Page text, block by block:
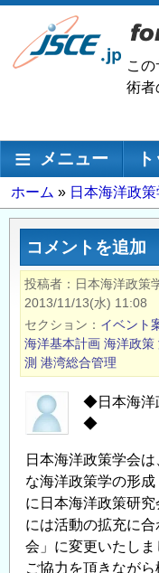
メ
ン
移
こ
術者
メインナビゲーショ
メニュー
パ
ン
ず
ホーム 日本海洋政
コメントを追加
投稿者 日本海洋政
2013/11/13(水) 11:08
セクション
イベント
海洋基本計画 海洋政策
測 港湾総合管理
◆日本海洋
◆
日本海洋政策学会
な海洋政策学の形
に日本海洋政策研
には活動の拡充に
会」に変更いたし
ご協力を頂きなが